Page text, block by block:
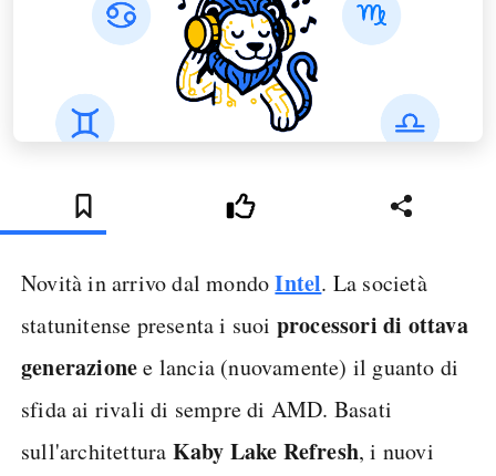
Novità in arrivo dal mondoIntel. La società
statunitense presenta i suoi processori di ottava
generazionee lancia (nuovamente) il guanto di
sfida ai rivali di sempre di AMD. Basati
sull'architettura Kaby Lake Refresh, i nuovi